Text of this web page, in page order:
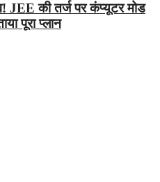
JEE की तर्ज पर कंप्यूटर मोड
पूरा प्लान